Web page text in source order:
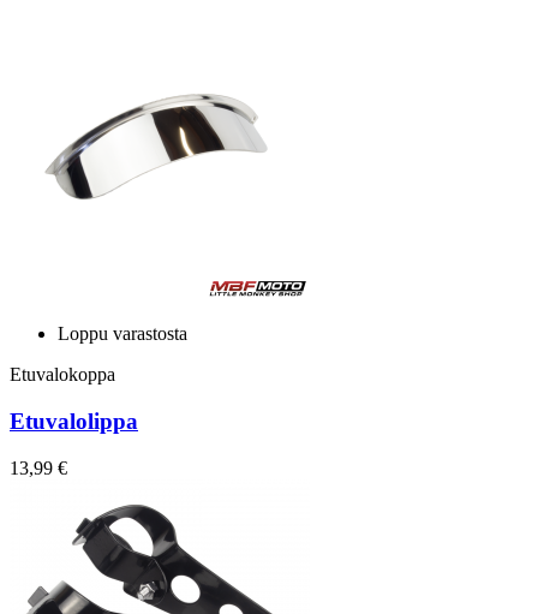
Loppu varastosta
Etuvalokoppa
Etuvalolippa
13,99 €